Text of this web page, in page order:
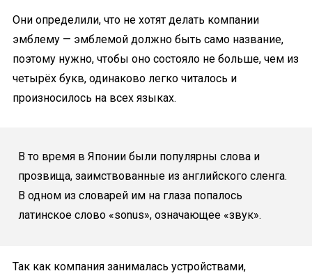
Они определили, что не хотят делать компании
эмблему — эмблемой должно быть само название,
поэтому нужно, чтобы оно состояло не больше, чем из
четырёх букв, одинаково легко читалось и
произносилось на всех языках.
В то время в Японии были популярны слова и
прозвища, заимствованные из английского сленга.
В одном из словарей им на глаза попалось
латинское слово «sonus», означающее «звук».
Так как компания занималась устройствами,